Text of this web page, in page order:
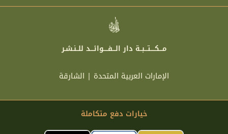
مـــكــــتـــبــة دار الـــفــــوائـــد للــنـشـر
الإمارات العربية المتحدة | الشارقة
خيارات دفع متكاملة